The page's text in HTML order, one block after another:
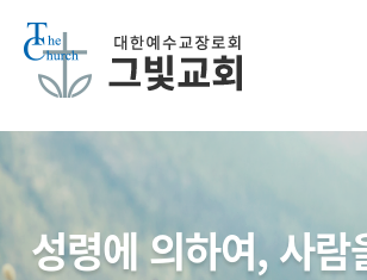
성령에 의하여, 사람